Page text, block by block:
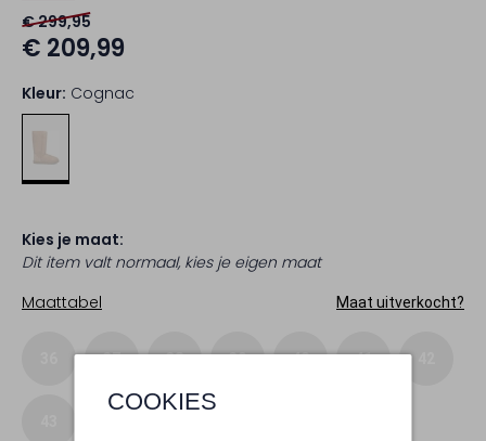
COOKIES
€ 299,95
€ 209,99
Kleur: Cognac
Kies je maat:
Dit item valt normaal, kies je eigen maat
Maattabel
Maat uitverkocht?
37 38 39 40 41